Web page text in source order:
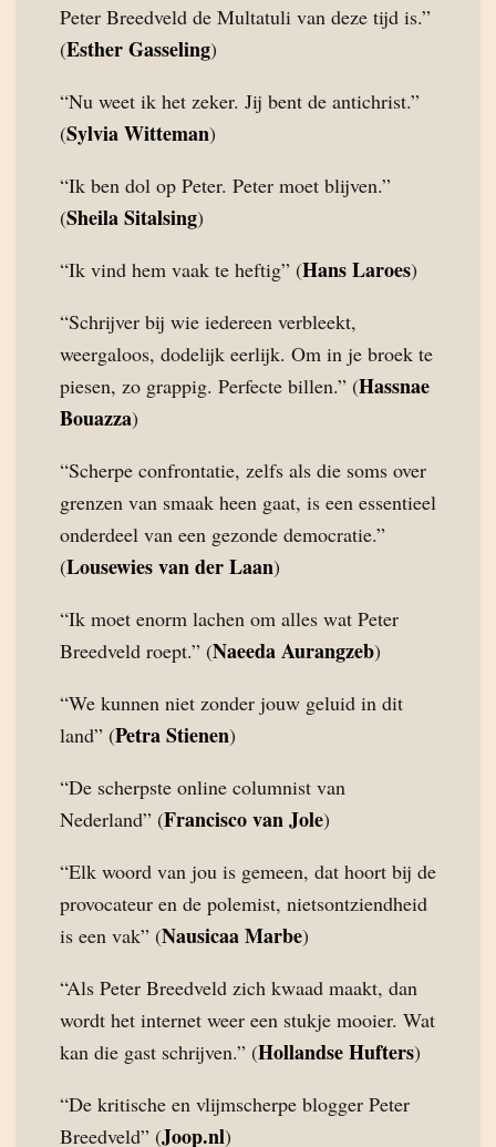
Peter Breedveld de Multatuli van deze tijd is.”
(Esther Gasseling)
“Nu weet ik het zeker. Jij bent de antichrist.”
(Sylvia Witteman)
“Ik ben dol op Peter. Peter moet blijven.”
(Sheila Sitalsing)
“Ik vind hem vaak te heftig” (Hans Laroes)
“Schrijver bij wie iedereen verbleekt,
weergaloos, dodelijk eerlijk. Om in je broek te
piesen, zo grappig. Perfecte billen.” (Hassnae
Bouazza)
“Scherpe confrontatie, zelfs als die soms over
grenzen van smaak heen gaat, is een essentieel
onderdeel van een gezonde democratie.”
(Lousewies van der Laan)
“Ik moet enorm lachen om alles wat Peter
Breedveld roept.” (Naeeda Aurangzeb)
“We kunnen niet zonder jouw geluid in dit
land” (Petra Stienen)
“De scherpste online columnist van
Nederland” (Francisco van Jole)
“Elk woord van jou is gemeen, dat hoort bij de
provocateur en de polemist, nietsontziendheid
is een vak” (Nausicaa Marbe)
“Als Peter Breedveld zich kwaad maakt, dan
wordt het internet weer een stukje mooier. Wat
kan die gast schrijven.” (Hollandse Hufters)
“De kritische en vlijmscherpe blogger Peter
Breedveld” (Joop.nl)